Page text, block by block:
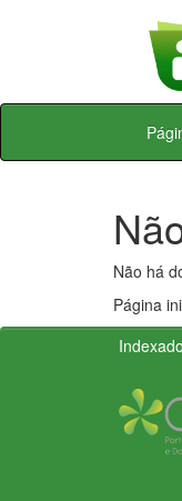
Skip
Não há
Página